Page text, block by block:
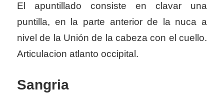
El apuntillado consiste en clavar una
puntilla, en la parte anterior de la nuca a
nivel de la Unión de la cabeza con el cuello.
Articulacion atlanto occipital.
Sangria